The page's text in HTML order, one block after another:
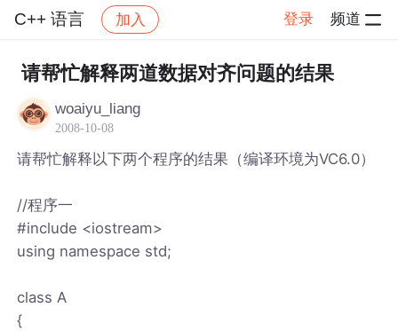
C++ 语言 加入 登录 频道
社区 C++ 语言 帖子详情
请帮忙解释两道数据对齐问题的结果
woaiyu_liang
2008-10-08
请帮忙解释以下两个程序的结果（编译环境为VC6.0）
//程序一
#include <iostream>
using namespace std;
class A
{